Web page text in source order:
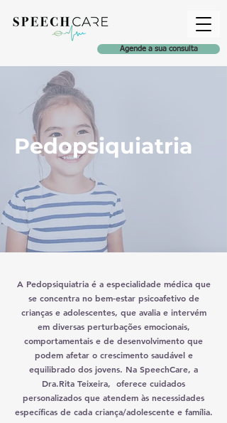
Agende a sua consulta
Pedopsiquiatria
A Pedopsiquiatria é a especialidade médica que
se concentra no bem-estar psicoafetivo de
crianças e adolescentes, que avalia e intervém
em diversas perturbações emocionais,
comportamentais e de desenvolvimento que
podem afetar o crescimento saudável e
equilibrado dos jovens. Na SpeechCare, a
Dra.Rita Teixeira, oferece cuidados
personalizados que atendem às necessidades
específicas de cada criança/adolescente e família.